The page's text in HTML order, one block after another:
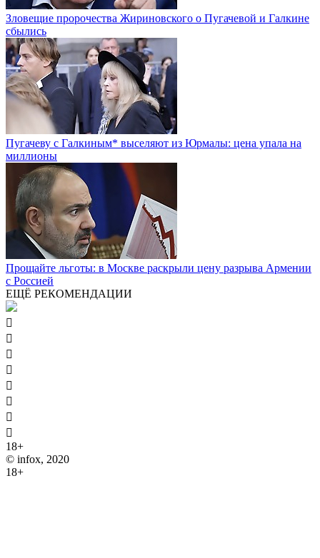
Зловещие пророчества Жириновского о Пугачевой и Галкине
сбылись
Пугачеву с Галкиным* выселяют из Юрмалы: цена упала на
миллионы
Прощайте льготы: в Москве раскрыли цену разрыва Армении
с Россией
ЕЩЁ РЕКОМЕНДАЦИИ








18+
© infox, 2020
18+